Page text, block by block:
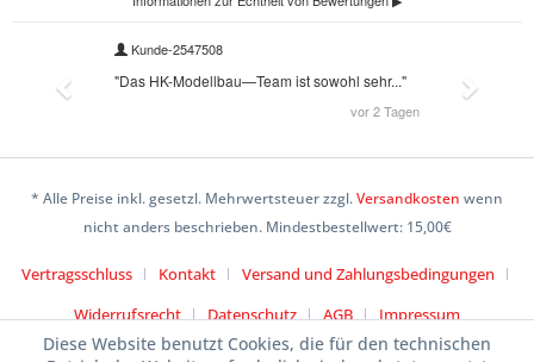
* Alle Preise inkl. gesetzl. Mehrwertsteuer zzgl.Versandkosten wenn
nicht anders beschrieben. Mindestbestellwert: 15,00€
Vertragsschluss Kontakt
Versand und Zahlungsbedingungen
Widerrufsrecht
Datenschutz AGB Impressum
Diese Website benutzt Cookies, die für den technischen